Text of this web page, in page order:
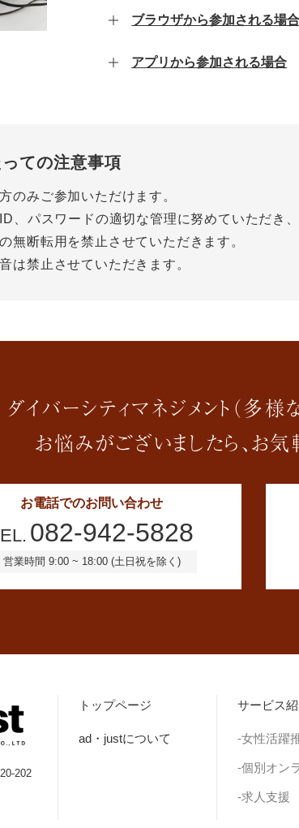
ブラウザから参加される場合
アプリから参加される場合
ての注意事項
のみご参加いただけます。
、パスワードの適切な管理に努めていただき
無断転用を禁止させていただきます。
は禁止させていただきます。
ダイバーシティマネジメント（多
お悩みがございましたら、お気
お電話でのお問い合わせ
082-942-5828
営業時間 9:00 ~ 18:00 (土日祝を除く)
202
トップページ
ad・justについて
サービス
-女性活躍
-個別オン
-求人支援